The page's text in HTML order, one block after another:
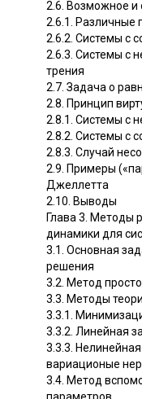
2.6. Возможное и
2.6.1. Различные
2.6.2. Системы с
2.6.3. Системы с
трения
2.7. Задача о
2.8. Принцип
2.8.1. Системы с
2.8.2. Системы с
2.8.3. Случай
2.9. Примеры
Джеллетта
2.10. Выводы
Глава 3. Методы
динамики для
3.1. Основная
решения
3.2. Метод
3.3. Методы
3.3.1.
3.3.2. Линейная
3.3.3.
вариационые
3.4. Метод
параметров